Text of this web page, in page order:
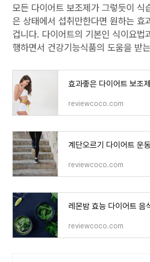
모든 다이어트 보조제가 그렇듯이 식
은 상태에서 섭취만한다면 원하는 효
겁니다. 다이어트의 기본인 식이요법
행하면서 건강기능식품의 도움을 받
효과좋은 다이어트 보조
reviewcoco.com
계단오르기 다이어트 운
reviewcoco.com
레몬밤 효능 다이어트 음
reviewcoco.com